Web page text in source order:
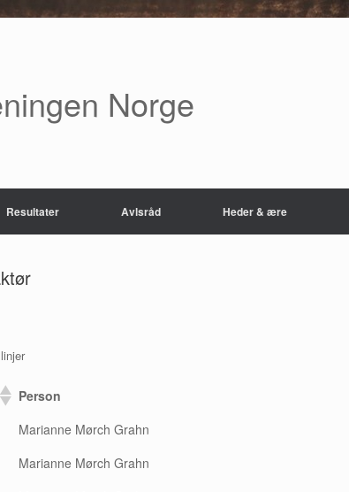
Norge
Resultater Avlsråd Heder & ære
linjer
Person
Marianne Mørch Grahn
Marianne Mørch Grahn